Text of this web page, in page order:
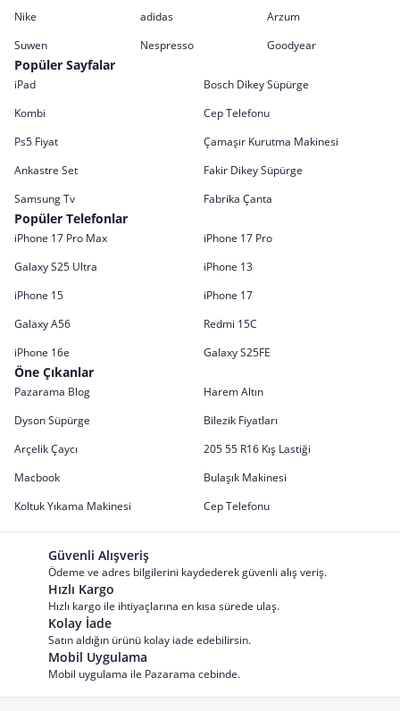
Nike adidas
Arzum
Suwen
Nespresso Goodyear
Popüler Sayfalar
iPad
Bosch Dikey Süpürge
Kombi
Cep Telefonu
Ps5 Fiyat
Çamaşır Kurutma Makinesi
Ankastre Set
Fakir Dikey Süpürge
Samsung Tv
Fabrika Çanta
Popüler Telefonlar
iPhone 17 Pro Max
iPhone 17 Pro
Galaxy S25 Ultra
iPhone 13
iPhone 15
iPhone 17
Galaxy A56
Redmi 15C
iPhone 16e
Galaxy S25FE
Öne Çıkanlar
Pazarama Blog
Harem Altın
Dyson Süpürge
Bilezik Fiyatları
Arçelik Çaycı
205 55 R16 Kış Lastiği
Macbook
Bulaşık Makinesi
Koltuk Yıkama Makinesi
Cep Telefonu
Güvenli Alışveriş
Ödeme ve adres bilgilerini kaydederek güvenli alış veriş.
Hızlı Kargo
Hızlı kargo ile ihtiyaçlarına en kısa sürede ulaş.
Kolay İade
Satın aldığın ürünü kolay iade edebilirsin.
Mobil Uygulama
Mobil uygulama ile Pazarama cebinde.